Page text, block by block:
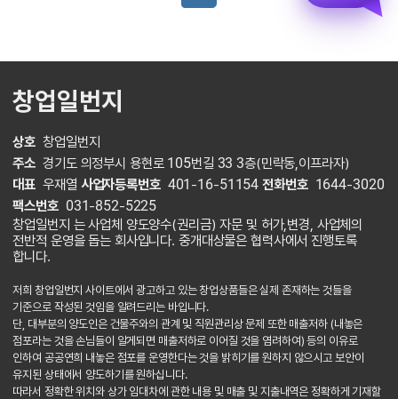
창업일번지
상호 창업일번지
주소 경기도 의정부시 용현로 105번길 33 3층(민락동,이프라자)
대표 우재열 사업자등록번호 401-16-51154 전화번호 1644-3020
팩스번호 031-852-5225
창업일번지 는 사업체 양도양수(권리금) 자문 및 허가,변경, 사업체의
전반적 운영을 돕는 회사입니다. 중개대상물은 협력사에서 진행토록
합니다.
저희 창업일번지 사이트에서 광고하고 있는 창업상품들은 실제 존재하는 것들을
기준으로 작성된 것임을 알려드리는 바입니다.
단, 대부분의 양도인은 건물주와의 관계 및 직원관리상 문제 또한 매출저하 (내놓은
점포라는 것을 손님들이 알게되면 매출저하로 이어질 것을 염려하여) 등의 이유로
인하여 공공연희 내놓은 점포를 운영한다는 것을 밝히기를 원하지 않으시고 보안이
유지된 상태에서 양도하기를 원하십니다.
따라서 정확한 위치와 상가 임대차에 관한 내용 및 매출 및 지출내역은 정확하게 기재할